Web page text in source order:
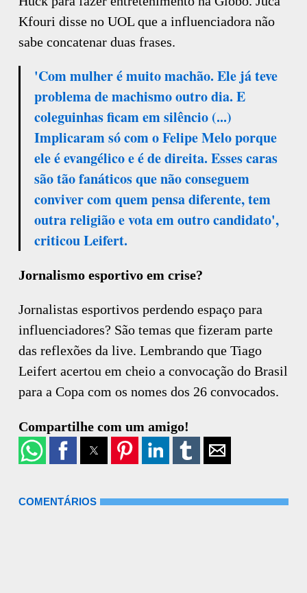
Kfouri disse no UOL que a influenciadora não
sabe concatenar duas frases.
'Com mulher é muito machão. Ele já teve
problema de machismo outro dia. E
coleguinhas ficam em silêncio (...)
Implicaram só com o Felipe Melo porque
ele é evangélico e é de direita. Esses caras
são tão fanáticos que não conseguem
conviver com quem pensa diferente, tem
outra religião e vota em outro candidato',
criticou Leifert.
Jornalismo esportivo em crise?
Jornalistas esportivos perdendo espaço para
influenciadores? São temas que fizeram parte
das reflexões da live. Lembrando que Tiago
Leifert acertou em cheio a convocação do Brasil
para a Copa com os nomes dos 26 convocados.
Compartilhe com um amigo!
COMENTÁRIOS